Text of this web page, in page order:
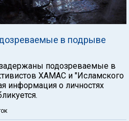
в подрыве
подозреваемые в
ХАМАС и "Исламского
информация о личностях